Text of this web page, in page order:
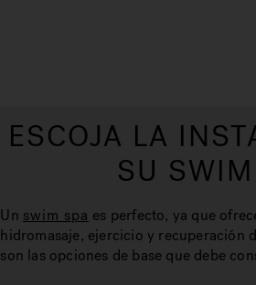
ESCOJA LA
SU
Un swim spa es perfecto, ya que
hidromasaje, ejercicio y recuperación
son las opciones de base que debe